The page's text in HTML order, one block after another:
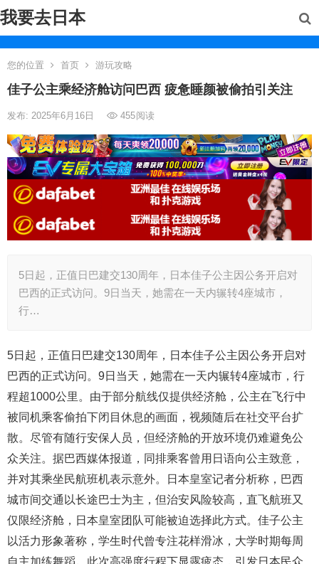
我要去日本
您的位置 首页 游玩攻略
佳子公主乘经济舱访问巴西 疲惫睡颜被偷拍引关注
发布: 2025年6月16日 455阅读
5日起，正值日巴建交130周年，日本佳子公主因公务开启对
巴西的正式访问。9日当天，她需在一天内辗转4座城市，
行…
5日起，正值日巴建交130周年，日本佳子公主因公务开启对
巴西的正式访问。9日当天，她需在一天内辗转4座城市，行
程超1000公里。由于部分航线仅提供经济舱，公主在飞行中
被同机乘客偷拍下闭目休息的画面，视频随后在社交平台扩
散。尽管有随行安保人员，但经济舱的开放环境仍难避免公
众关注。据巴西媒体报道，同排乘客曾用日语向公主致意，
并对其乘坐民航班机表示意外。日本皇室记者分析称，巴西
城市间交通以长途巴士为主，但治安风险较高，直飞航班又
仅限经济舱，日本皇室团队可能被迫选择此方式。佳子公主
以活力形象著称，学生时代曾专注花样滑冰，大学时期每周
自主加练舞蹈。此次高强度行程下显露疲态，引发日本民众